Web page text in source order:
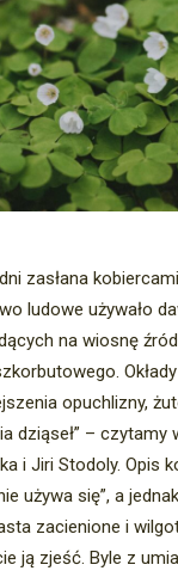
zasłana
ludowe używało
na wiosnę
opuchlizny,
dziąseł” – czytamy
i Jiri Stodoly. Opis
używa się”, a
zacienione i
ją zjeść. Byle z